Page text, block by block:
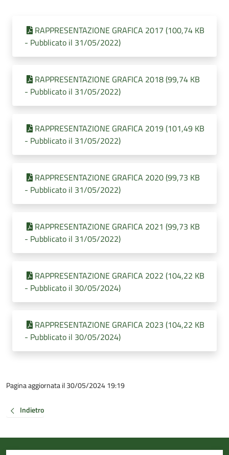
RAPPRESENTAZIONE GRAFICA 2017 (100,74 KB
- Pubblicato il 31/05/2022)
RAPPRESENTAZIONE GRAFICA 2018 (99,74 KB
- Pubblicato il 31/05/2022)
RAPPRESENTAZIONE GRAFICA 2019 (101,49 KB
- Pubblicato il 31/05/2022)
RAPPRESENTAZIONE GRAFICA 2020 (99,73 KB
- Pubblicato il 31/05/2022)
RAPPRESENTAZIONE GRAFICA 2021 (99,73 KB
- Pubblicato il 31/05/2022)
RAPPRESENTAZIONE GRAFICA 2022 (104,22 KB
- Pubblicato il 30/05/2024)
RAPPRESENTAZIONE GRAFICA 2023 (104,22 KB
- Pubblicato il 30/05/2024)
Pagina aggiornata il 30/05/2024 19:19
Indietro